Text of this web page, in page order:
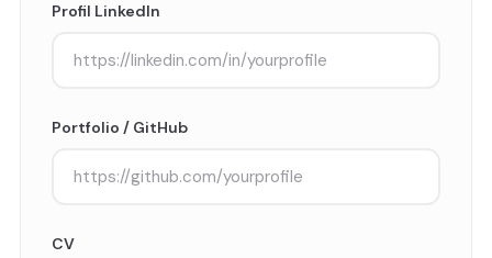
Profil LinkedIn
Portfolio / GitHub
CV